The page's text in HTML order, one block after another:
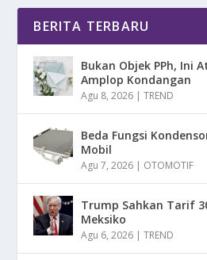
BERITA TERBARU
Bukan Objek PPh, Ini
Amplop Kondangan
Agu 8, 2026 |TREND
Beda Fungsi
Mobil
Agu 7, 2026 | OTOMOTIF
Trump Sahkan Tarif
Meksiko
Agu 6, 2026 |TREND